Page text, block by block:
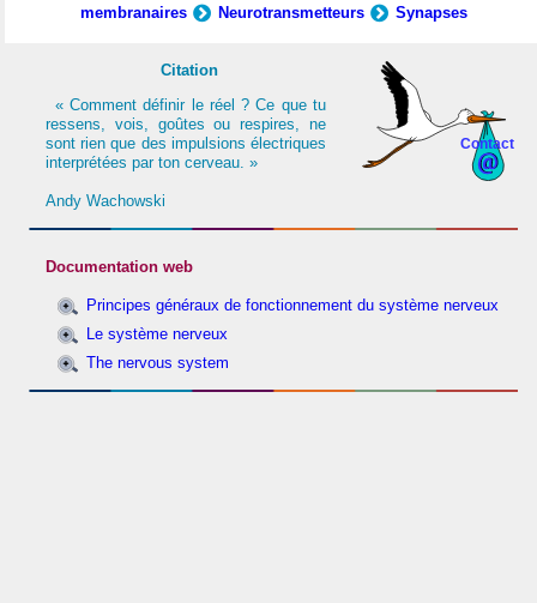
membranaires
Neurotransmetteurs Synapses
Contact
Citation
« Comment définir le réel ? Ce que tu
ressens, vois, goûtes ou respires, ne
sont rien que des impulsions électriques
interprétées par ton cerveau. »
Andy Wachowski
Documentation web
Principes généraux de fonctionnement du système nerveux
Le système nerveux
The nervous system